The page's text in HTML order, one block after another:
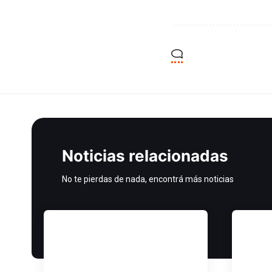
Noticias relacionadas
No te pierdas de nada, encontrá más noticias